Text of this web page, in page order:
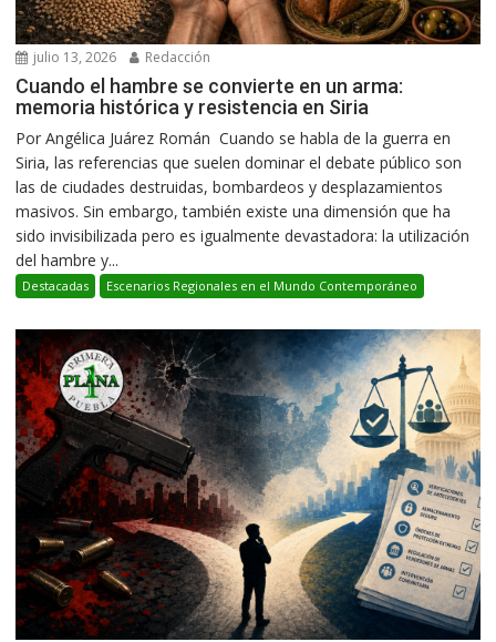
julio 13, 2026 Redacción
Cuando el hambre se convierte en un arma:
memoria histórica y resistencia en Siria
Por Angélica Juárez Román Cuando se habla de la guerra en
Siria, las referencias que suelen dominar el debate público son
las de ciudades destruidas, bombardeos y desplazamientos
masivos. Sin embargo, también existe una dimensión que ha
sido invisibilizada pero es igualmente devastadora: la utilización
del hambre y...
Destacadas Escenarios Regionales en el Mundo Contemporáneo